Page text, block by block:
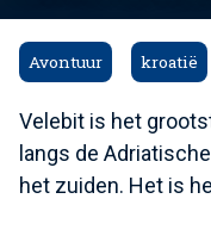
Avontuur kroatië
Velebit is het
langs de
het zuiden. Het is